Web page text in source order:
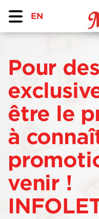
EN
Pour
être le
à
venir !